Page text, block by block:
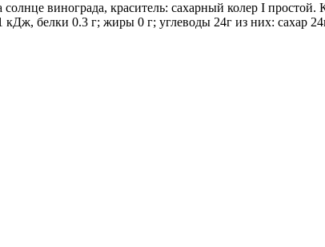
винограда, краситель: сахарный колер I
белки 0.3 г; жиры 0 г; углеводы 24г из них: сахар